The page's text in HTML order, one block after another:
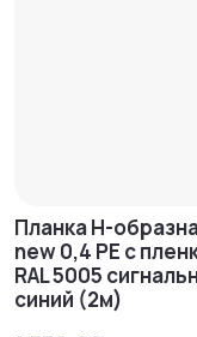
Планка H-
new 0,4 PE с
RAL 5005
синий (2м)